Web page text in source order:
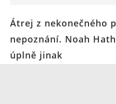
Átrej z nekonečného
nepoznání. Noah
úplně jinak